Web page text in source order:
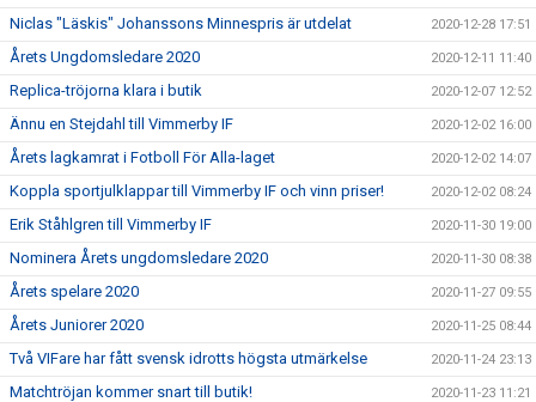
Niclas "Läskis" Johanssons Minnespris är utdelat 2020-12-28 17:51
Årets Ungdomsledare 2020 2020-12-11 11:40
Replica-tröjorna klara i butik 2020-12-07 12:52
Ännu en Stejdahl till Vimmerby IF 2020-12-02 16:00
Årets lagkamrat i Fotboll För Alla-laget 2020-12-02 14:07
Koppla sportjulklappar till Vimmerby IF och vinn priser! 2020-12-02 08:24
Erik Ståhlgren till Vimmerby IF 2020-11-30 19:00
Nominera Årets ungdomsledare 2020 2020-11-30 08:38
Årets spelare 2020 2020-11-27 09:55
Årets Juniorer 2020 2020-11-25 08:44
Två VIFare har fått svensk idrotts högsta utmärkelse 2020-11-24 23:13
Matchtröjan kommer snart till butik! 2020-11-23 11:21